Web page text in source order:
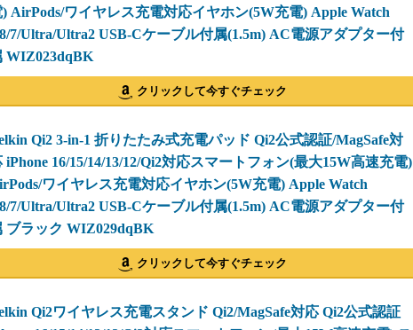
) AirPods/ワイヤレス充電対応イヤホン(5W充電) Apple Watch
7/Ultra/Ultra2 USB-Cケーブル付属(1.5m) AC電源アダプター付
WIZ023dqBK
クリックして今すぐチェック
Qi2 3-in-1 折りたたみ式充電パッド Qi2公式認証/MagSafe対
iPhone 16/15/14/13/12/Qi2対応スマートフォン(最大15W高速充電)
ワイヤレス充電対応イヤホン(5W充電) Apple Watch
7/Ultra/Ultra2 USB-Cケーブル付属(1.5m) AC電源アダプター付
ブラック WIZ029dqBK
クリックして今すぐチェック
Qi2ワイヤレス充電スタンド Qi2/MagSafe対応 Qi2公式認証